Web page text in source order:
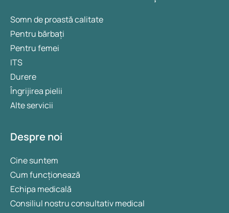
Somn de proastă calitate
Pentru bărbați
Pentru femei
ITS
Durere
Îngrijirea pielii
Alte servicii
Despre noi
Cine suntem
Cum funcționează
Echipa medicală
Consiliul nostru consultativ medical